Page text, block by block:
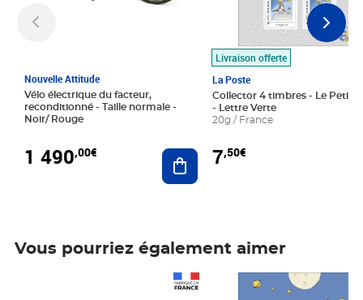
Nouvelle Attitude
Vélo électrique du facteur,
reconditionné - Taille normale -
Noir/ Rouge
1 490,00€ Ajouter au panier
Livraison offerte
La Poste
Collector 4 timbres - Le Petit
- Lettre Verte
20g / France
7,50€
Vous pourriez également aimer
Prix 7,50€